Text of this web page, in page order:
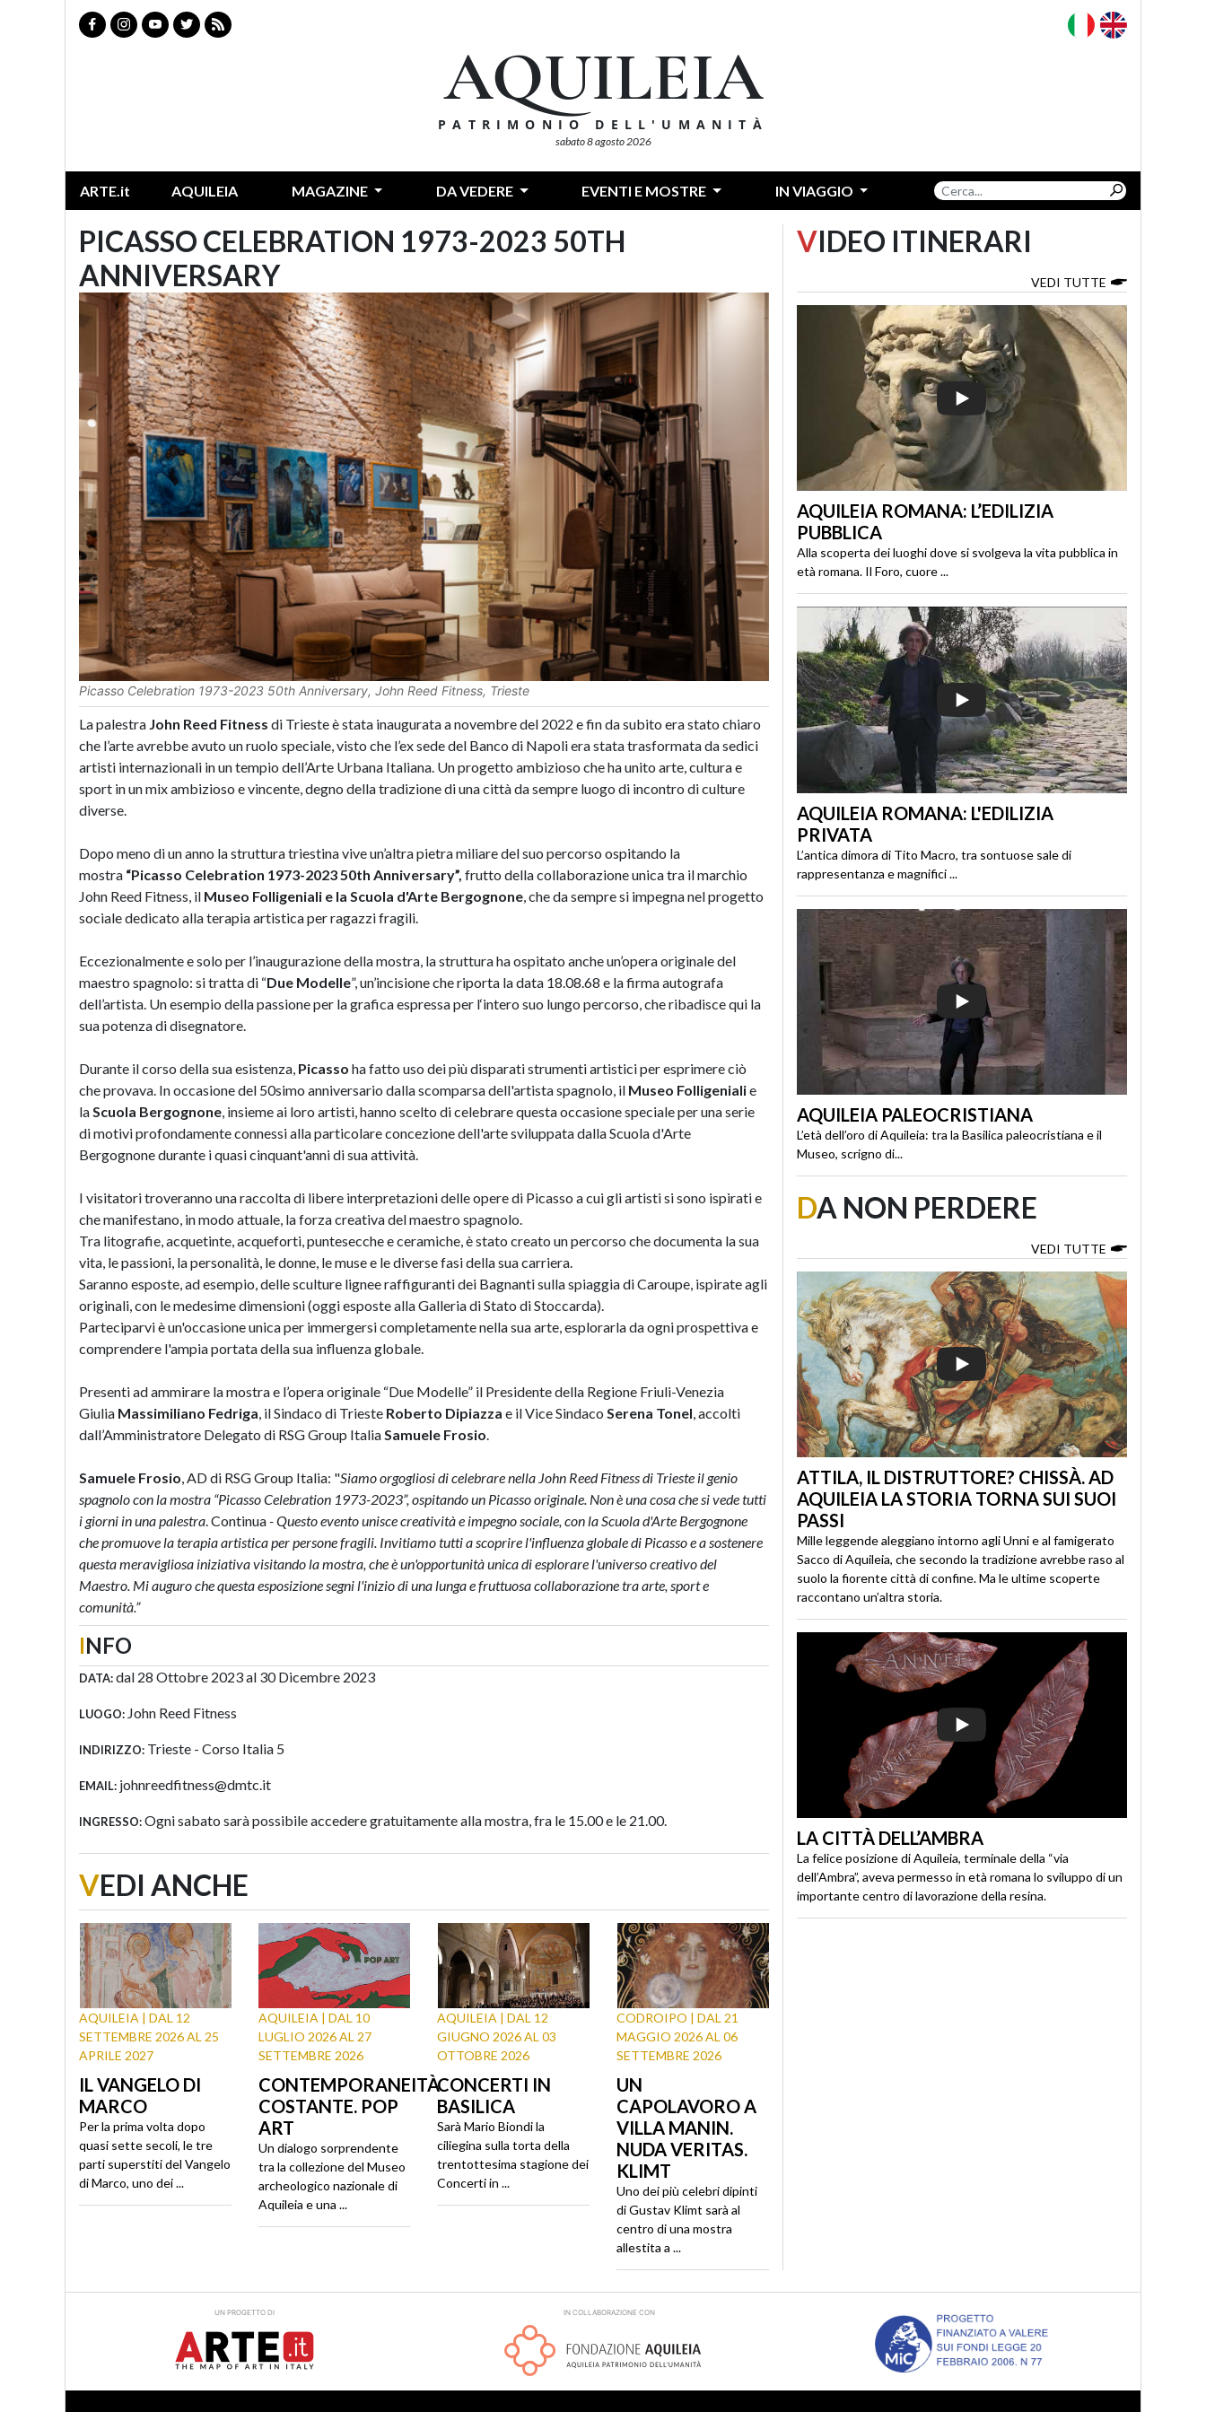
AQUILEIA
PATRIMONIO DELL'UMANITÀ
sabato 8 agosto 2026
ARTE.it AQUILEIA MAGAZINE DA VEDERE EVENTI E MOSTRE IN VIAGGIO
PICASSO CELEBRATION 1973-2023 50TH
ANNIVERSARY
Picasso Celebration 1973-2023 50th Anniversary, John Reed Fitness, Trieste
La palestra John Reed Fitness di Trieste è stata inaugurata a novembre del 2022 e fin da subito era stato chiaro
che l’arte avrebbe avuto un ruolo speciale, visto che l’ex sede del Banco di Napoli era stata trasformata da sedici
artisti internazionali in un tempio dell’Arte Urbana Italiana. Un progetto ambizioso che ha unito arte, cultura e
sport in un mix ambizioso e vincente, degno della tradizione di una città da sempre luogo di incontro di culture
diverse.
Dopo meno di un anno la struttura triestina vive un’altra pietra miliare del suo percorso ospitando la
mostra “Picasso Celebration 1973-2023 50th Anniversary”, frutto della collaborazione unica tra il marchio
John Reed Fitness, il Museo Folligeniali e la Scuola d'Arte Bergognone , che da sempre si impegna nel progetto
sociale dedicato alla terapia artistica per ragazzi fragili.
Eccezionalmente e solo per l’inaugurazione della mostra, la struttura ha ospitato anche un’opera originale del
maestro spagnolo: si tratta di “Due Modelle”, un’incisione che riporta la data 18.08.68 e la firma autografa
dell’artista. Un esempio della passione per la grafica espressa per l‘intero suo lungo percorso, che ribadisce qui la
sua potenza di disegnatore.
Durante il corso della sua esistenza, Picasso ha fatto uso dei più disparati strumenti artistici per esprimere ciò
che provava. In occasione del 50simo anniversario dalla scomparsa dell'artista spagnolo, il Museo Folligenialie
la Scuola Bergognone , insieme ai loro artisti, hanno scelto di celebrare questa occasione speciale per una serie
di motivi profondamente connessi alla particolare concezione dell'arte sviluppata dalla Scuola d'Arte
Bergognone durante i quasi cinquant'anni di sua attività.
I visitatori troveranno una raccolta di libere interpretazioni delle opere di Picasso a cui gli artisti si sono ispirati e
che manifestano, in modo attuale, la forza creativa del maestro spagnolo.
Tra litografie, acquetinte, acqueforti, puntesecche e ceramiche, è stato creato un percorso che documenta la sua
vita, le passioni, la personalità, le donne, le muse e le diverse fasi della sua carriera.
Saranno esposte, ad esempio, delle sculture lignee raffiguranti dei Bagnanti sulla spiaggia di Caroupe, ispirate agli
originali, con le medesime dimensioni (oggi esposte alla Galleria di Stato di Stoccarda).
Parteciparvi è un'occasione unica per immergersi completamente nella sua arte, esplorarla da ogni prospettiva e
comprendere l'ampia portata della sua influenza globale.
Presenti ad ammirare la mostra e l’opera originale “Due Modelle” il Presidente della Regione Friuli-Venezia
Giulia Massimiliano Fedriga , il Sindaco di Trieste Roberto Dipiazza e il Vice Sindaco Serena Tonel , accolti
dall’Amministratore Delegato di RSG Group Italia Samuele Frosio
Samuele Frosio , AD di RSG Group Italia: "Siamo orgogliosi di celebrare nella John Reed Fitness di Trieste il genio
spagnolo con la mostra “Picasso Celebration 1973-2023”, ospitando un Picasso originale. Non è una cosa che si vede tutti
i giorni in una palestra . Continua- Questo evento unisce creatività e impegno sociale, con la Scuola d'Arte Bergognone
che promuove la terapia artistica per persone fragili. Invitiamo tutti a scoprire l'influenza globale di Picasso e a sostenere
questa meravigliosa iniziativa visitando la mostra, che è un'opportunità unica di esplorare l'universo creativo del
Maestro. Mi auguro che questa esposizione segni l'inizio di una lunga e fruttuosa collaborazione tra arte, sport e
comunità.”
INFO
DATA:dal 28 Ottobre 2023 al 30 Dicembre 2023
LUOGO: John Reed Fitness
INDIRIZZO: Trieste - Corso Italia 5
EMAIL: johnreedfitness@dmtc.it
INGRESSO:Ogni sabato sarà possibile accedere gratuitamente alla mostra, fra le 15.00 e le 21.00.
VEDI ANCHE
AQUILEIA | DAL 12
SETTEMBRE 2026 AL 25
APRILE 2027
IL VANGELO DI
MARCO
Per la prima volta dopo
quasi sette secoli, le tre
parti superstiti del Vangelo
di Marco, uno dei ...
AQUILEIA | DAL 10
LUGLIO 2026 AL 27
SETTEMBRE 2026
CONTEMPORANEITÀ
COSTANTE. POP
ART
Un dialogo sorprendente
tra la collezione del Museo
archeologico nazionale di
Aquileia e una ...
AQUILEIA | DAL 12
GIUGNO 2026 AL 03
OTTOBRE 2026
CONCERTI IN
BASILICA
Sarà Mario Biondi la
ciliegina sulla torta della
trentottesima stagione dei
Concerti in ...
CODROIPO | DAL 21
MAGGIO 2026 AL 06
SETTEMBRE 2026
UN
CAPOLAVORO A
VILLA MANIN.
NUDA VERITAS.
KLIMT
Uno dei più celebri dipinti
di Gustav Klimt sarà al
centro di una mostra
allestita a ...
VIDEO ITINERARI
VEDI TUTTE
AQUILEIA ROMANA: L’EDILIZIA
PUBBLICA
Alla scoperta dei luoghi dove si svolgeva la vita pubblica in
età romana. Il Foro, cuore ...
AQUILEIA ROMANA: L'EDILIZIA
PRIVATA
L’antica dimora di Tito Macro, tra sontuose sale di
rappresentanza e magnifici ...
AQUILEIA PALEOCRISTIANA
L’età dell’oro di Aquileia: tra la Basilica paleocristiana e il
Museo, scrigno di...
DA NON PERDERE
VEDI TUTTE
ATTILA, IL DISTRUTTORE? CHISSÀ. AD
AQUILEIA LA STORIA TORNA SUI SUOI
PASSI
Mille leggende aleggiano intorno agli Unni e al famigerato
Sacco di Aquileia, che secondo la tradizione avrebbe raso al
suolo la fiorente città di confine. Ma le ultime scoperte
raccontano un’altra storia.
LA CITTÀ DELL’AMBRA
La felice posizione di Aquileia, terminale della “via
dell’Ambra”, aveva permesso in età romana lo sviluppo di un
importante centro di lavorazione della resina.
UN PROGETTO DI IN COLLABORAZIONE CON